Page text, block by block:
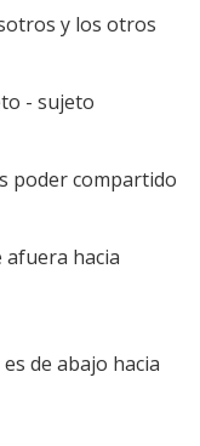
y los otros
- sujeto
poder compartido
afuera hacia
de abajo hacia